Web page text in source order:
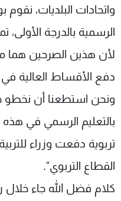
واتحادات البلديات،
الرسمية بالدرجة الأولى،
لأن هذين الصرحين هما
دفع الأقساط العالية في
ونحن استطعنا أن
بالتعليم الرسمي في
تربوية دفعت وزراء
القطاع التربوي".
كلام فضل الله جاء خلال
الإنـتـاج
لاعلاناتكم